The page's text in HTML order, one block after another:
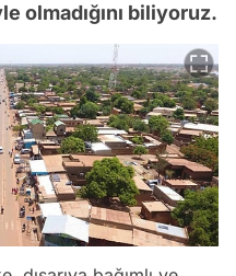
olmadığını biliyoruz.